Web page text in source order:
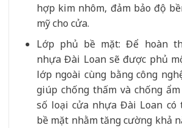
hợp kim nhôm, đảm bảo độ
mỹ cho cửa.
Lớp phủ bề mặt: Để hoàn
nhựa Đài Loan sẽ được phủ
lớp ngoài cùng bằng công
giúp chống thấm và chống
số loại cửa nhựa Đài Loan có
bề mặt nhằm tăng cường khả